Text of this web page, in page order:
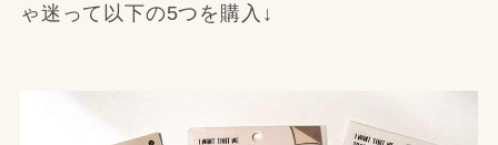
ゃ迷って以下の5つを購入↓